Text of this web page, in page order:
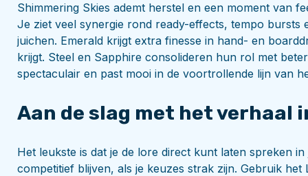
Shimmering Skies ademt herstel en een moment van
Je ziet veel synergie rond ready-effects, tempo bursts
juichen. Emerald krijgt extra finesse in hand- en
krijgt. Steel en Sapphire consolideren hun rol met
spectaculair en past mooi in de voortrollende lijn van
Aan de slag met het verhaal
Het leukste is dat je de lore direct kunt laten spreken
competitief blijven, als je keuzes strak zijn. Gebruik